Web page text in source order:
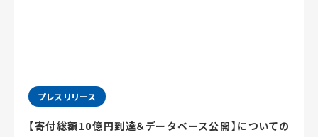
プレスリリース
【寄付総額10億円到達＆データベース公開】についての